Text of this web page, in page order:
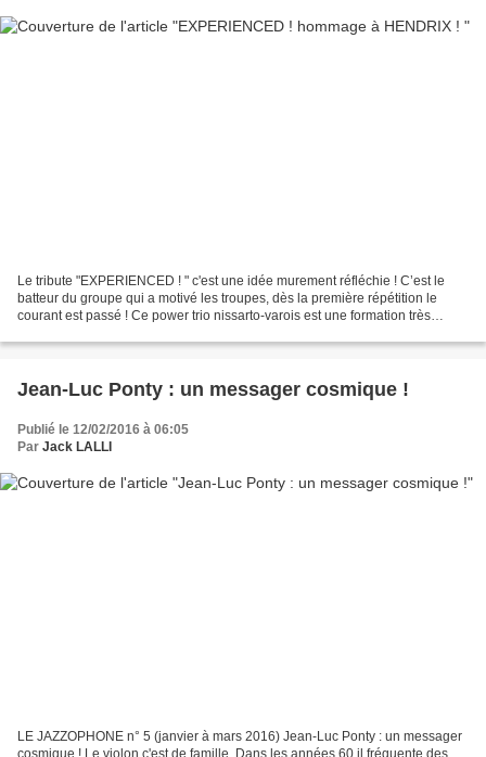
Le tribute "EXPERIENCED ! " c'est une idée murement réfléchie ! C’est le
batteur du groupe qui a motivé les troupes, dès la première répétition le
courant est passé ! Ce power trio nissarto-varois est une formation très
Jean-Luc Ponty : un messager cosmique !
Publié le 12/02/2016 à 06:05
Par Jack LALLI
LE JAZZOPHONE n° 5 (janvier à mars 2016) Jean-Luc Ponty : un messager
cosmique ! Le violon c'est de famille. Dans les années 60 il fréquente des